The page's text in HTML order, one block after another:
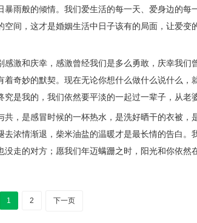
雨般的倾情。我们爱生活的每一天、爱身边的每
间，这才是婚姻生活中日子该有的局面，让爱变
激和庆幸，感激曾经我们是多么勇敢，庆幸我们
奇妙的默契。现在无论你想什么做什么说什么，
是我的，我们依然要平淡的一起过一辈子，从老
，是感冒时候的一杯热水，是洗好晒干的衣被，
浓情渐退，柴米油盐的温暖才是最长情的告白。
走的对方；愿我们年迈螨跚之时，阳光和你依然在
1 2 下一页